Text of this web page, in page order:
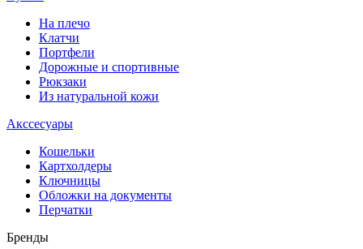
На плечо
Клатчи
Портфели
Дорожные и спортивные
Рюкзаки
Из натуральной кожи
Акссесуары
Кошельки
Картхолдеры
Ключницы
Обложки на документы
Перчатки
Бренды